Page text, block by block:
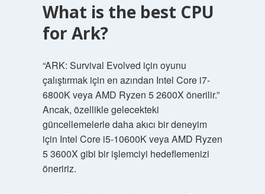
What is the best CPU
for Ark?
“ARK: Survival Evolved için oyunu
çalıştırmak için en azından Intel Core i7-
6800K veya AMD Ryzen 5 2600X önerilir.”
Ancak, özellikle gelecekteki
güncellemelerle daha akıcı bir deneyim
için Intel Core i5-10600K veya AMD Ryzen
5 3600X gibi bir işlemciyi hedeflemenizi
öneririz.